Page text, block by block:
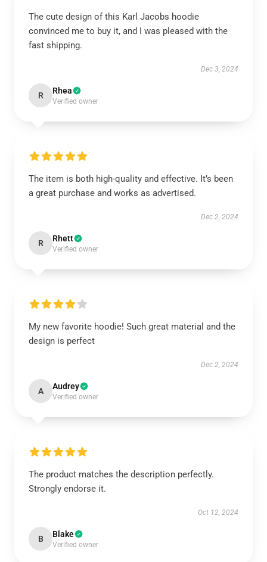
The cute design of this Karl Jacobs hoodie
convinced me to buy it, and I was pleased with the
fast shipping.
Dec 3, 2024
R Rhea
Verified owner
The item is both high-quality and effective. It’s been
a great purchase and works as advertised.
Dec 2, 2024
R Rhett
Verified owner
My new favorite hoodie! Such great material and the
design is perfect
Dec 2, 2024
A Audrey
Verified owner
The product matches the description perfectly.
Strongly endorse it.
Oct 12, 2024
B Blake
Verified owner